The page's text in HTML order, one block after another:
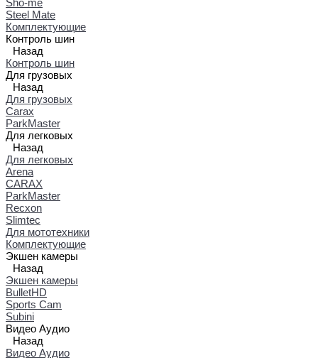
Steel Mate
Комплектующие
Контроль шин
Назад
Контроль шин
Для грузовых
Назад
Для грузовых
Carax
ParkMaster
Для легковых
Назад
Для легковых
Arena
CARAX
ParkMaster
Recxon
Slimtec
Для мототехники
Комплектующие
Экшен камеры
Назад
Экшен камеры
BulletHD
Sports Cam
Subini
Видео Аудио
Назад
Видео Аудио